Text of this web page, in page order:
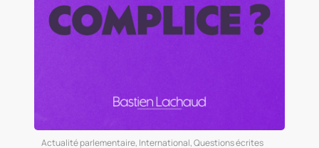
Actualité parlementaire, International,Questions écrites